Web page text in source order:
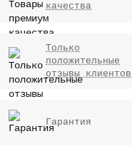
качества
Только
положительные
отзывы клиентов
Гарантия